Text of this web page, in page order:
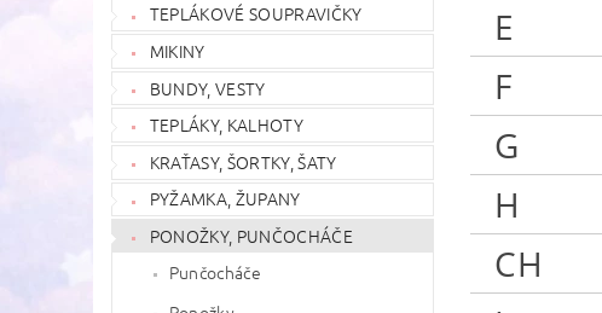
TEPLÁKOVÉ SOUPRAVIČKY
MIKINY
BUNDY, VESTY
TEPLÁKY, KALHOTY
KRAŤASY, ŠORTKY, ŠATY
PYŽAMKA, ŽUPANY
PONOŽKY, PUNČOCHÁČE
Punčocháče
E
F
G
H
CH